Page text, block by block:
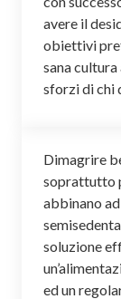
avere il
obiettivi
sana
sforzi di chi
Dimagrire
soprattutto
abbinano
soluzione
ed un